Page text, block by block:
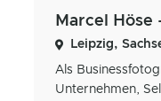
Marcel
Leipzig,
Als
Unternehmen,